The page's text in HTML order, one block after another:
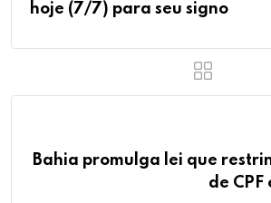
hoje (7/7) para seu signo
Bahia promulga lei que
de